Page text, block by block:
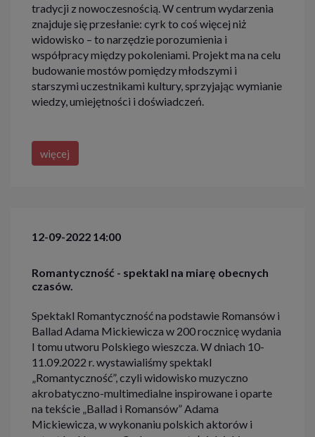
tradycji z nowoczesnością. W centrum wydarzenia
znajduje się przesłanie: cyrk to coś więcej niż
widowisko – to narzędzie porozumienia i
współpracy między pokoleniami. Projekt ma na celu
budowanie mostów pomiędzy młodszymi i
starszymi uczestnikami kultury, sprzyjając wymianie
wiedzy, umiejętności i doświadczeń.
więcej
12-09-2022 14:00
Romantyczność - spektakl na miarę obecnych
czasów.
Spektakl Romantyczność na podstawie Romansów i
Ballad Adama Mickiewicza w 200 rocznicę wydania
I tomu utworu Polskiego wieszcza. W dniach 10-
11.09.2022 r. wystawialiśmy spektakl
„Romantyczność”, czyli widowisko muzyczno
akrobatyczno-multimedialne inspirowane i oparte
na tekście „Ballad i Romansów” Adama
Mickiewicza, w wykonaniu polskich aktorów i